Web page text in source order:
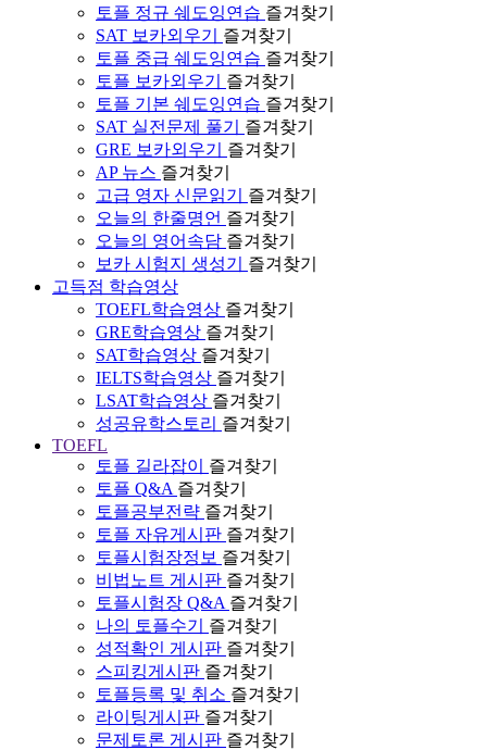
토플 정규 쉐도잉연습 즐겨찾기
SAT 보카외우기
즐겨찾기
토플 중급 쉐도잉연습 즐겨찾기
토플 보카외우기
즐겨찾기
토플 기본 쉐도잉연습 즐겨찾기
SAT 실전문제 풀기
즐겨찾기
GRE 보카외우기
즐겨찾기
AP 뉴스 즐겨찾기
고급 영자 신문읽기
즐겨찾기
오늘의 한줄명언 즐겨찾기
오늘의 영어속담 즐겨찾기
보카 시험지 생성기
즐겨찾기
고득점 학습영상
TOEFL학습영상 즐겨찾기
GRE학습영상 즐겨찾기
SAT학습영상 즐겨찾기
IELTS학습영상 즐겨찾기
LSAT학습영상 즐겨찾기
성공유학스토리 즐겨찾기
TOEFL
토플 길라잡이
즐겨찾기
토플 Q&A 즐겨찾기
토플공부전략 즐겨찾기
토플 자유게시판 즐겨찾기
토플시험장정보 즐겨찾기
비법노트 게시판 즐겨찾기
토플시험장 Q&A 즐겨찾기
나의 토플수기
즐겨찾기
성적확인 게시판 즐겨찾기
스피킹게시판 즐겨찾기
토플등록 및 취소 즐겨찾기
라이팅게시판 즐겨찾기
문제토론 게시판 즐겨찾기